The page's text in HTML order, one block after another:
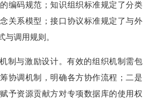
编码规范；知识组织标准规定了分类
关系模型；接口协议标准规定了与外
与调用规则。
制与激励设计。有效的组织机制需包
协调机制，明确各方协作流程；二是
予资源贡献方对专项数据库的使用权